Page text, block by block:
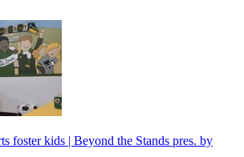
foster kids | Beyond the Stands pres. by